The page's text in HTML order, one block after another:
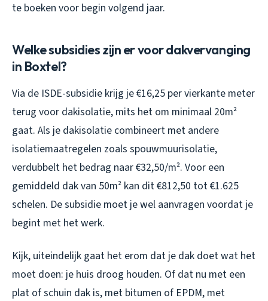
te boeken voor begin volgend jaar.
Welke subsidies zijn er voor dakvervanging
in Boxtel?
Via de ISDE-subsidie krijg je €16,25 per vierkante meter
terug voor dakisolatie, mits het om minimaal 20m²
gaat. Als je dakisolatie combineert met andere
isolatiemaatregelen zoals spouwmuurisolatie,
verdubbelt het bedrag naar €32,50/m². Voor een
gemiddeld dak van 50m² kan dit €812,50 tot €1.625
schelen. De subsidie moet je wel aanvragen voordat je
begint met het werk.
Kijk, uiteindelijk gaat het erom dat je dak doet wat het
moet doen: je huis droog houden. Of dat nu met een
plat of schuin dak is, met bitumen of EPDM, met